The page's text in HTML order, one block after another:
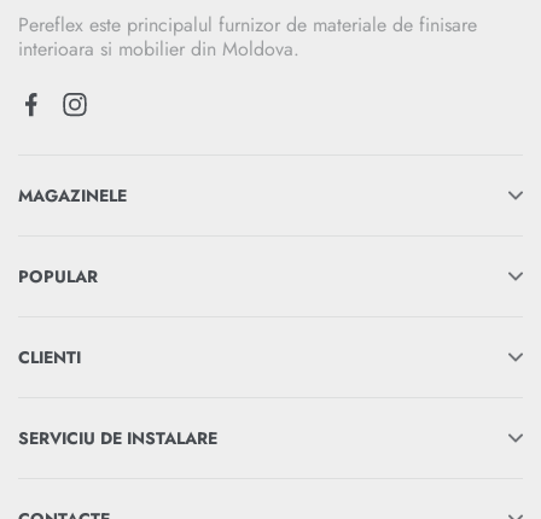
Pereflex este principalul furnizor de materiale de finisare
interioara si mobilier din Moldova.
MAGAZINELE
POPULAR
CLIENTI
SERVICIU DE INSTALARE